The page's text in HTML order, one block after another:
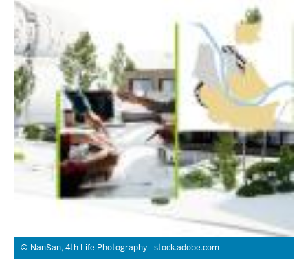
NanSan, 4th Life Photography - stock.adobe.com